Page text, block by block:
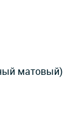
матовый)